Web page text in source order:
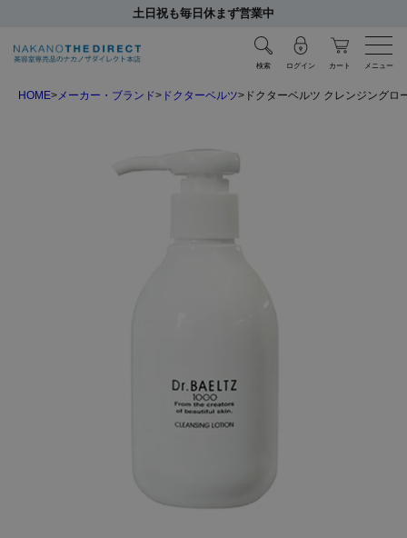
土日祝も毎日休まず営業中
検索 ログイン カート メニュー
HOME メーカー・ブランド ドクターベルツ ドクターベルツ クレンジングロ